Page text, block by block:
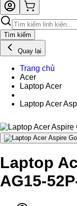
Tìm kiếm
Quay lại
Trang chủ
Acer
Laptop Acer
Laptop Acer
Laptop
AG15-